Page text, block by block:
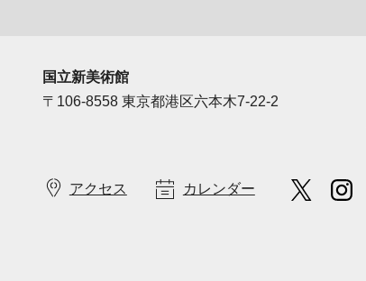
国立新美術館
〒106-8558 東京都港区六本木7-22-2
アクセス カレンダー